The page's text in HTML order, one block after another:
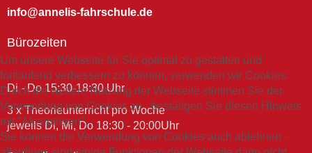
info@annelis-fahrschule.de
Bürozeiten
Di - Do 15:30-18:30 Uhr
3 x Theorieunterricht pro Woche
jeweils Di, Mi, Do 18:30 - 20:00Uhr
Um unsere Webseite für Sie optimal zu gestalten und
fortlaufend verbessern zu können, verwenden wir Cookies.
Durch die weitere Nutzung der Webseite stimmen Sie der
Verwendung von Cookies zu - bestätigen Sie diesen Hinweis
mit "Akzeptieren".
Sie können die Verwendung von Cookies auch ablehnen -